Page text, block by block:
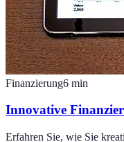
Finanzierung6 min
Innovative
Erfahren Sie, wie Sie